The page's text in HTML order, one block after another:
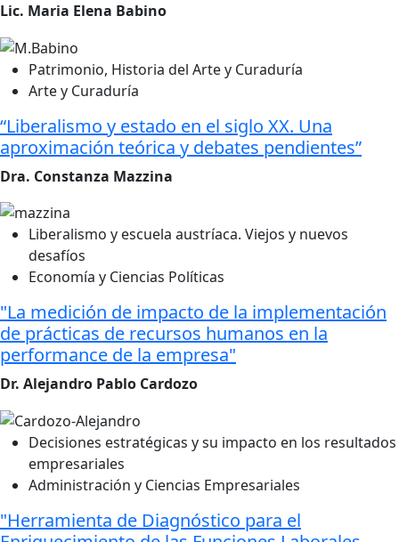
Lic. Maria Elena Babino
Patrimonio, Historia del Arte y Curaduría
Arte y Curaduría
“Liberalismo y estado en el siglo XX. Una
aproximación teórica y debates pendientes”
Dra. Constanza Mazzina
Liberalismo y escuela austríaca. Viejos y nuevos
desafíos
Economía y Ciencias Políticas
"La medición de impacto de la implementación
de prácticas de recursos humanos en la
performance de la empresa"
Dr. Alejandro Pablo Cardozo
Decisiones estratégicas y su impacto en los resultados
empresariales
Administración y Ciencias Empresariales
"Herramienta de Diagnóstico para el